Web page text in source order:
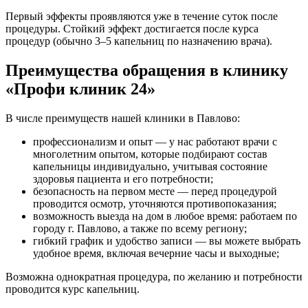
Первый эффекты проявляются уже в течение суток после
процедуры. Стойкий эффект достигается после курса
процедур (обычно 3–5 капельниц по назначению врача).
Преимущества обращения в клинику
«Профи клиник 24»
В числе преимуществ нашей клиники в Павлово:
профессионализм и опыт — у нас работают врачи с
многолетним опытом, которые подбирают состав
капельницы индивидуально, учитывая состояние
здоровья пациента и его потребности;
безопасность на первом месте — перед процедурой
проводится осмотр, уточняются противопоказания;
возможность выезда на дом в любое время: работаем по
городу г. Павлово, а также по всему региону;
гибкий график и удобство записи — вы можете выбрать
удобное время, включая вечерние часы и выходные;
Возможна однократная процедура, по желанию и потребности
проводится курс капельниц.